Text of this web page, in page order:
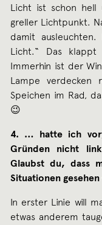
Licht ist schon hell
greller Lichtpunkt.
damit
Licht.“ Das
Immerhin ist der
Lampe
Speichen im Rad,
😉
4. … hatte ich vor,
Gründen nicht
Glaubst du, dass
Situationen
In erster Linie will
etwas anderem